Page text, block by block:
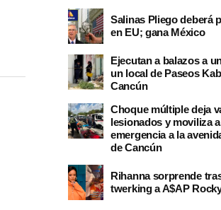
Salinas Pliego deberá
en EU; gana México
Ejecutan a balazos a
un local de Paseos
Cancún
Choque múltiple deja
lesionados y moviliza
emergencia a la
de Cancún
Rihanna sorprende
twerking a A$AP